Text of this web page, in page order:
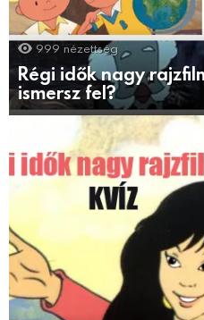
999 nézettség
Régi idők nagy
ismersz fel?